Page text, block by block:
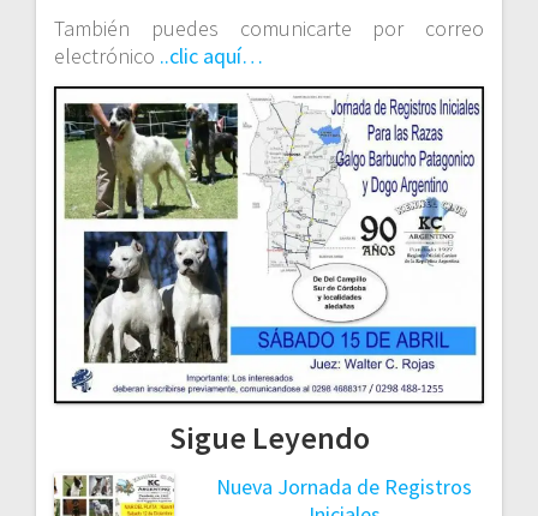
También puedes comunicarte por correo
electrónico ..clic aquí…
Sigue Leyendo
Nueva Jornada de Registros